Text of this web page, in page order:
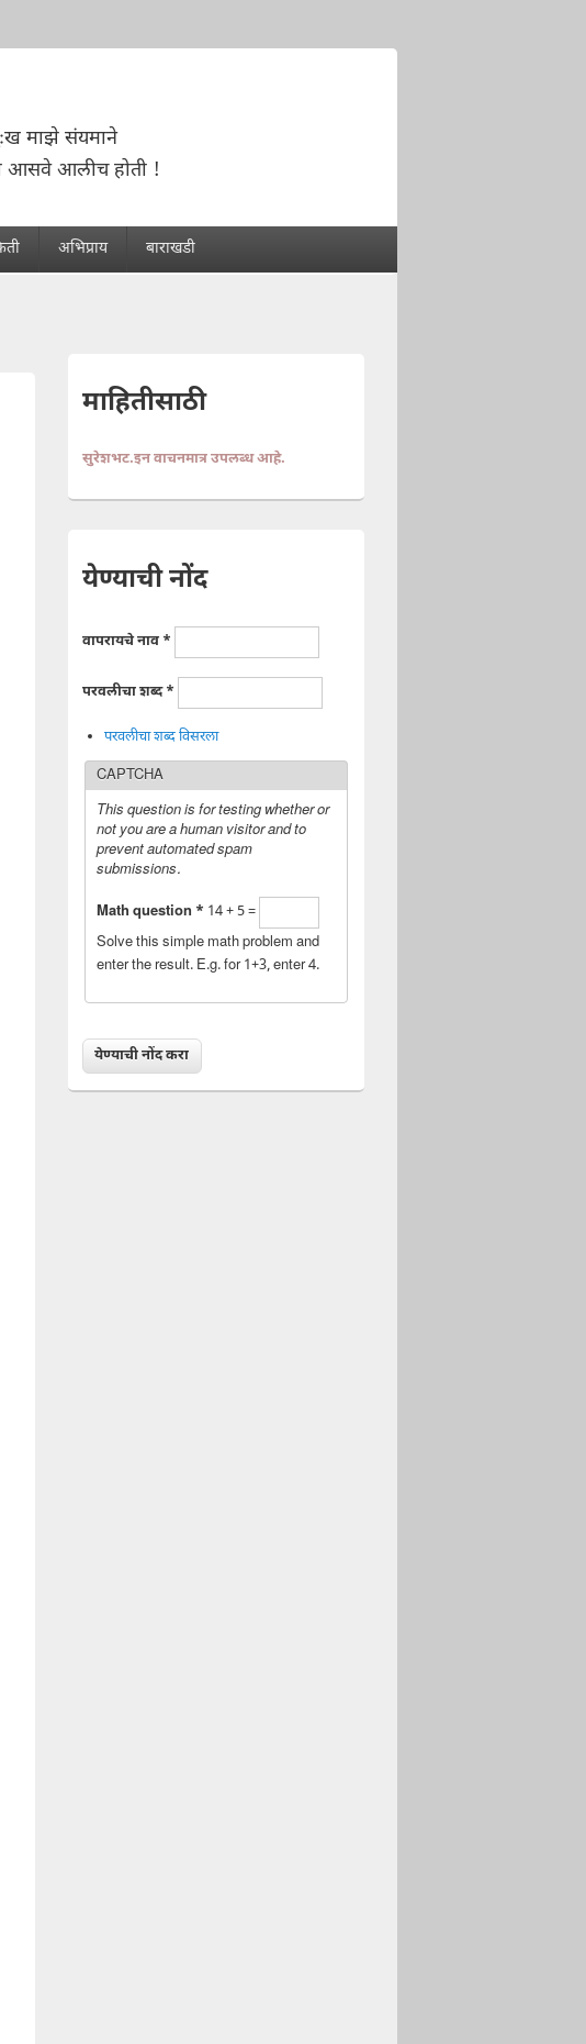
माझे संयमाने
आसवे आलीच होती !
अभिप्राय बाराखडी
माहितीसाठी
सुरेशभट.इन वाचनमात्र उपलब्ध आहे.
येण्याची नोंद
वापरायचे नाव *
परवलीचा शब्द*
परवलीचा शब्द विसरला
CAPTCHA
This question is for testing whether or
not you are a human visitor and to
prevent automated spam
submissions.
Math question * 14 + 5 =
Solve this simple math problem and
enter the result. E.g. for 1+3, enter 4.